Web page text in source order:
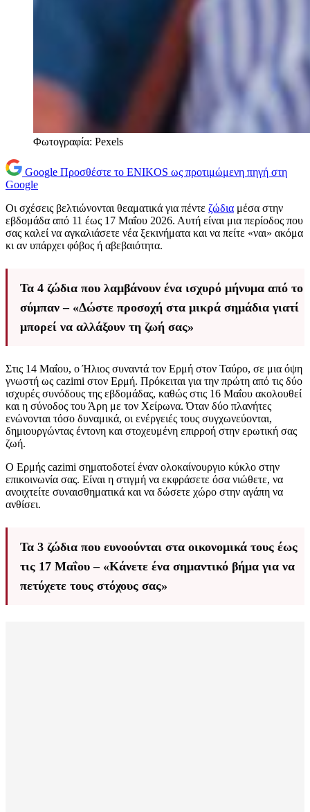
Φωτογραφία: Pexels
Google Προσθέστε το ENIKOS ως προτιμώμενη πηγή στη
Google
Οι σχέσεις βελτιώνονται θεαματικά για πέντε ζώδια μέσα στην
εβδομάδα από 11 έως 17 Μαΐου 2026. Αυτή είναι μια περίοδος που
σας καλεί να αγκαλιάσετε νέα ξεκινήματα και να πείτε «ναι» ακόμα
κι αν υπάρχει φόβος ή αβεβαιότητα.
Τα 4 ζώδια που λαμβάνουν ένα ισχυρό μήνυμα από το
σύμπαν – «Δώστε προσοχή στα μικρά σημάδια γιατί
μπορεί να αλλάξουν τη ζωή σας»
Στις 14 Μαΐου, ο Ήλιος συναντά τον Ερμή στον Ταύρο, σε μια όψη
γνωστή ως cazimi στον Ερμή. Πρόκειται για την πρώτη από τις δύο
ισχυρές συνόδους της εβδομάδας, καθώς στις 16 Μαΐου ακολουθεί
και η σύνοδος του Άρη με τον Χείρωνα. Όταν δύο πλανήτες
ενώνονται τόσο δυναμικά, οι ενέργειές τους συγχωνεύονται,
δημιουργώντας έντονη και στοχευμένη επιρροή στην ερωτική σας
ζωή.
Ο Ερμής cazimi σηματοδοτεί έναν ολοκαίνουργιο κύκλο στην
επικοινωνία σας. Είναι η στιγμή να εκφράσετε όσα νιώθετε, να
ανοιχτείτε συναισθηματικά και να δώσετε χώρο στην αγάπη να
ανθίσει.
Τα 3 ζώδια που ευνοούνται στα οικονομικά τους έως
τις 17 Μαΐου – «Κάνετε ένα σημαντικό βήμα για να
πετύχετε τους στόχους σας»